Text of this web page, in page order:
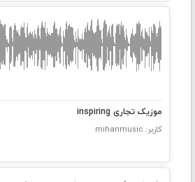
موزیک تجاری inspiring
کاربر: mihanmusic